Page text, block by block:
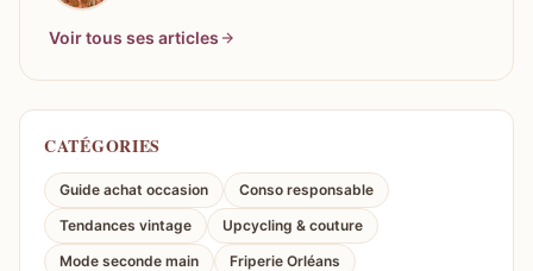
Voir tous ses articles
CATÉGORIES
Guide achat occasion
Conso responsable
Tendances vintage
Upcycling & couture
Mode seconde main
Friperie Orléans